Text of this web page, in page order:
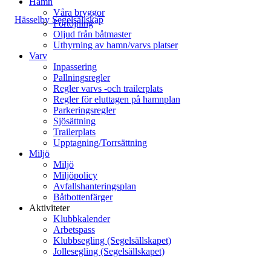
Våra bryggor
Förtöjning
Oljud från båtmaster
Uthyrning av hamn/varvs platser
Varv
Inpassering
Pallningsregler
Regler varvs -och trailerplats
Regler för eluttagen på hamnplan
Parkeringsregler
Sjösättning
Trailerplats
Upptagning/Torrsättning
Miljö
Miljö
Miljöpolicy
Avfallshanteringsplan
Båtbottenfärger
Aktiviteter
Klubbkalender
Arbetspass
Klubbsegling (Segelsällskapet)
Jollesegling (Segelsällskapet)